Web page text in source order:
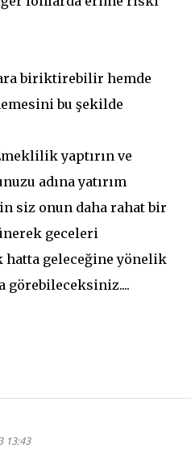
biriktirebilir hemde
bu şekilde
yaptırın ve
adına yatırım
siz onun daha rahat bir
geceleri
hatta geleceğine yönelik
görebileceksiniz....
13:43